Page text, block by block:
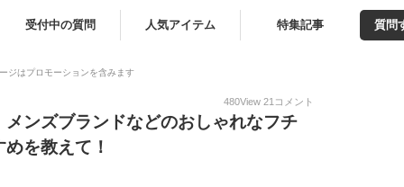
受付中の質問 人気アイテム 特集記事 質問
ジはプロモーションを含みます
480View 21 コメント
ンズブランドなどのおしゃれなフチ
を教えて！